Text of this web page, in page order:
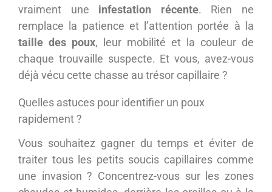
vraiment une infestation récente. Rien ne
remplace la patience et l’attention portée à la
taille des poux, leur mobilité et la couleur de
chaque trouvaille suspecte. Et vous, avez-vous
déjà vécu cette chasse au trésor capillaire ?
Quelles astuces pour identifier un poux
rapidement ?
Vous souhaitez gagner du temps et éviter de
traiter tous les petits soucis capillaires comme
une invasion ? Concentrez-vous sur les zones